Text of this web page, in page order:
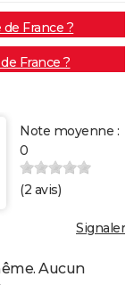
France ?
France ?
Note moyenne :
0
(2 avis)
Signaler
Aucun